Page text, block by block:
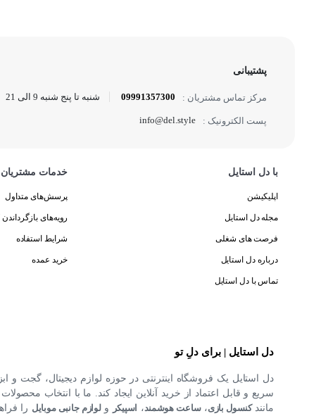
پشتیبانی
مرکز تماس مشتریان : 09991357300 شنبه تا پنج شنبه 9 الی 21
پست الکترونیک : info@del.style
با دل استایل
اپلیکیشن
مجله دل استایل
فرصت های شغلی
درباره دل استایل
تماس با دل استایل
خدمات مشتریان
پرسش‌های متداول
رویه‌های بازگرداندن
شرایط استفاده
خرید عمده
دل استایل | برای دلِ تو
دل استایل یک فروشگاه اینترنتی در حوزه لوازم دیجیتال، گجت و
سریع و قابل اعتماد از خرید آنلاین ایجاد کند. ما با انتخاب
مانندکنسول بازی،ساعت هوشمند، اسپیکر ولوازم جانبی موبایل را